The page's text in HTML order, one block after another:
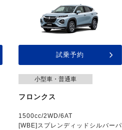
試乗予約
小型車・普通車
フロンクス
1500cc/2WD/6AT
[WBE]スプレンディッドシルバーパ